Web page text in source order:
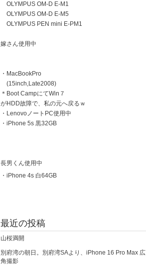
OLYMPUS OM-D E-M1
OLYMPUS OM-D E-M5
OLYMPUS PEN mini E-PM1
嫁さん使用中
・MacBookPro
(15inch,Late2008)
＊Boot CampにてWin７
がHDD故障で、私の元へ戻るｗ
・LenovoノートPC使用中
・iPhone 5s 黒32GB
長男くん使用中
・iPhone 4s 白64GB
最近の投稿
山桜満開
別府湾の朝日。別府湾SAより、iPhone 16 Pro Max 広
角撮影